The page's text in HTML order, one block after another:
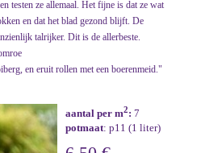
testen ze allemaal. Het fijne is dat ze wat
en dat het blad gezond blijft. De
talrijker. Dit is de allerbeste.
en eruit rollen met een boerenmeid."
aantal per m2: 7
potmaat: p11 (1 liter)